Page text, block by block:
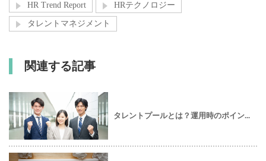
HR Trend Report HRテクノロジー
タレントマネジメント
関連する記事
タレントプールとは？運用時のポイン...